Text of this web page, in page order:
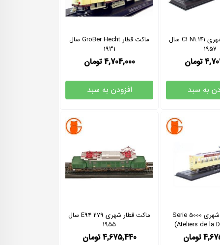
ماکت قطار شهری 141.C1 N1 سال
1957
تومان
به سبد
ماکت قطار GroBer Hecht سال
1931
4,704,000 تومان
افزودن به سبد
ماکت قطار شهری Serie 5000
(Ateliers de la
تومان
ماکت قطار شهری E94 279 سال
1955
4,675,440 تومان